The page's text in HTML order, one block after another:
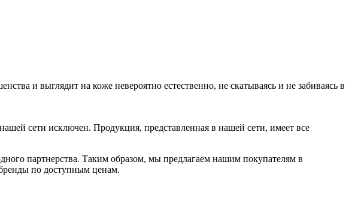
и выглядит на коже невероятно естественно, не скатываясь и не забиваясь в
сети исключен. Продукция, представленная в нашей сети, имеет все
партнерства. Таким образом, мы предлагаем нашим покупателям в
по доступным ценам.